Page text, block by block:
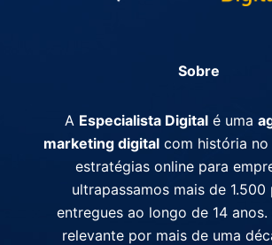
Sobre
A Especialista Digitalé uma
marketing digital com história
estratégias online para
ultrapassamos mais de
entregues ao longo de 14 anos.
relevante por mais de uma